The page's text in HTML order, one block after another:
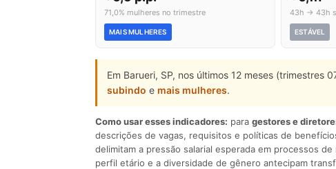
71,0% mulheres no trimestre
MAIS MULHERES
43h → 43h
ESTÁVEL
Em Barueri, SP, nos últimos 12 meses (trimestres
subindo e mais mulheres.
Como usar esses indicadores: para gestores e
descrições de vagas, requisitos e políticas de
delimitam a pressão salarial esperada em processos
perfil etário e a diversidade de gênero antecipam